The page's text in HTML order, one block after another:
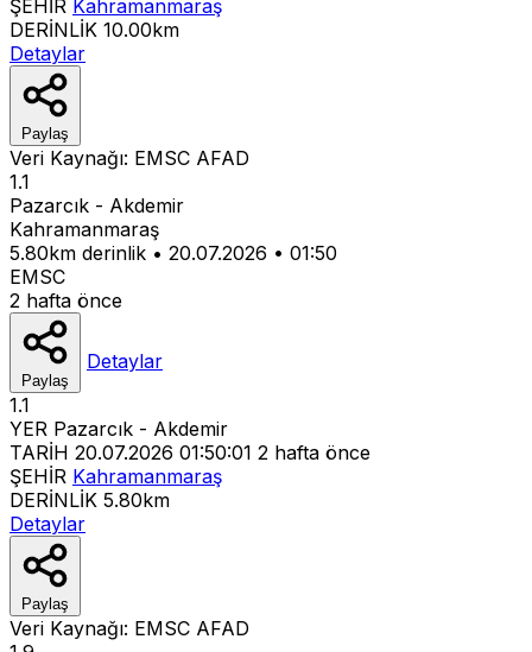
ŞEHİR Kahramanmaraş
DERİNLİK 10.00km
Detaylar
Paylaş
Veri Kaynağı: EMSC AFAD
1.1
Pazarcık - Akdemir
Kahramanmaraş
5.80km derinlik • 20.07.2026 • 01:50
EMSC
2 hafta önce
Paylaş
Detaylar
1.1
YER Pazarcık - Akdemir
TARİH 20.07.2026 01:50:01 2 hafta önce
ŞEHİR Kahramanmaraş
DERİNLİK 5.80km
Detaylar
Paylaş
Veri Kaynağı: EMSC AFAD